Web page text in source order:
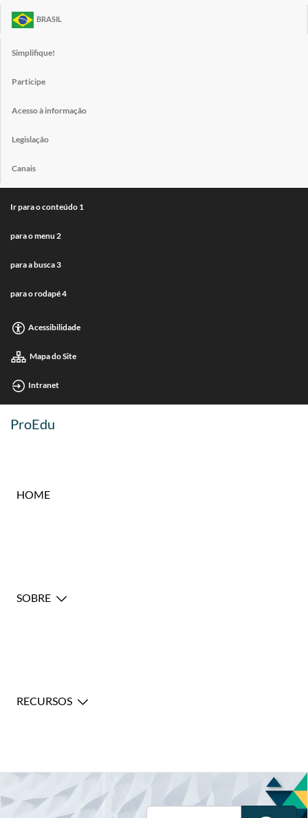
BRASIL
Simplifique!
Participe
Acesso à informação
Legislação
Canais
Ir para o conteúdo 1
para o menu 2
para a busca3
para o rodapé4
Acessibilidade
Mapa do Site
Intranet
ProEdu
HOME
SOBRE
RECURSOS